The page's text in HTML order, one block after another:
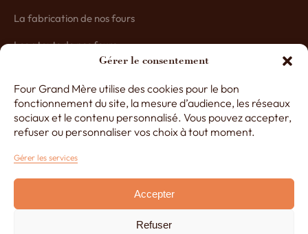
Gérer le consentement
Four Grand Mère utilise des cookies pour le bon
fonctionnement du site, la mesure d’audience, les réseaux
sociaux et le contenu personnalisé. Vous pouvez accepter,
refuser ou personnaliser vos choix à tout moment.
Gérer les services
Accepter
Refuser
La fabrication de nos fours
Les atouts de nos fours
Nos partenaires
+33 (0)3 29 65 20 53
Du lundi au vendredi de 8h à 12h30 et de 13h30 à 17h
Lézards Création